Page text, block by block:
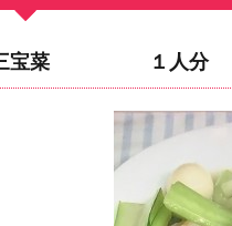
三宝菜 １人分